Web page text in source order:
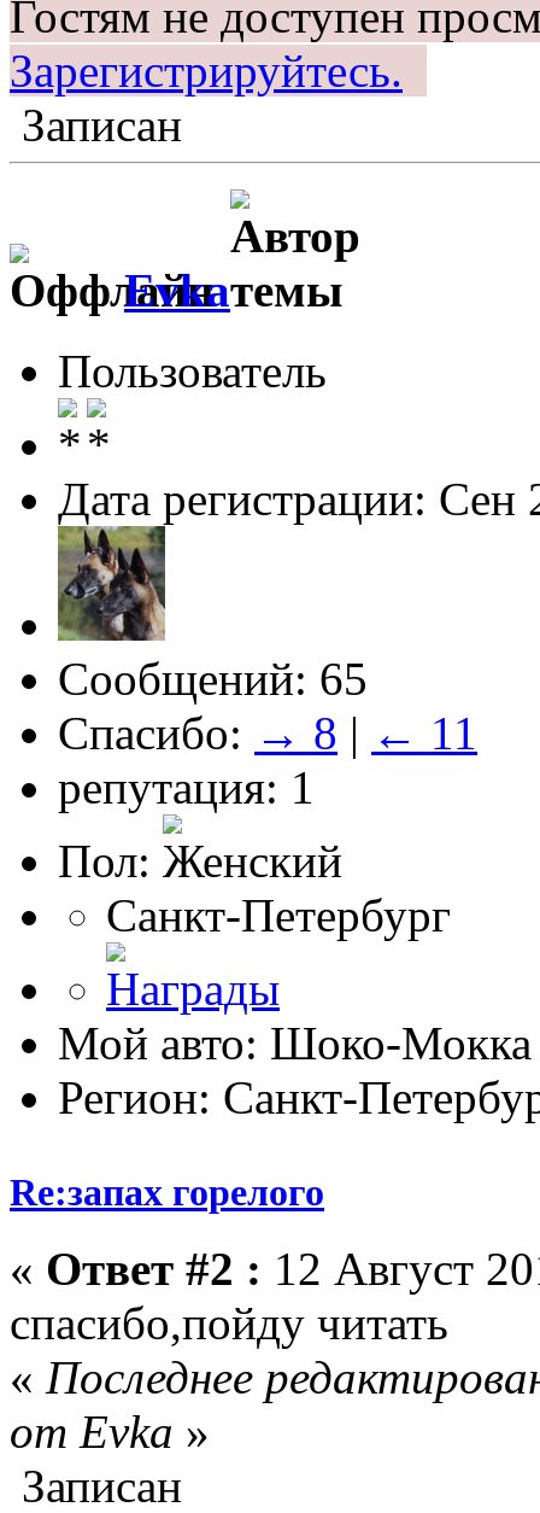
Гостям не доступен
Зарегистрируйтесь.
Записан
Evka
Пользователь
Дата регистрации: Сен
Сообщений: 65
Спасибо: → 8 | ← 11
репутация: 1
Пол:
Санкт-Петербург
Мой авто: Шоко-
Регион: Санкт-
Re:запах горелого
« Ответ #2 : 12 Август
спасибо,пойду читать
« Последнее
от Evka »
Записан